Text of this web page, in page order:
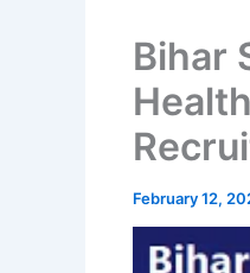
Bihar
February 12,